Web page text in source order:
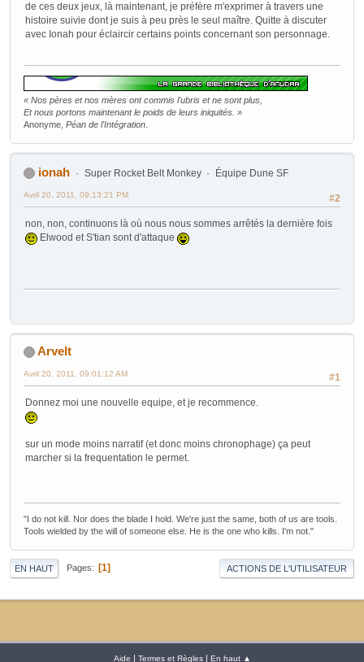
de ces deux jeux, là maintenant, je préfère m'exprimer à travers une
histoire suivie dont je suis à peu près le seul maître. Quitte à discuter
avec Ionah pour éclaircir certains points concernant son personnage.
« Nos pères et nos mères ont commis l'ubris et ne sont plus,
Et nous portons maintenant le poids de leurs iniquités. »
Anonyme, Péan de l'Intégration
ionah Super Rocket Belt Monkey Équipe Dune SF
#2
Avril 20, 2011, 09:13:21 PM
non, non, continuons là où nous nous sommes arrêtés la dernière fois
Elwood et S'tian sont d'attaque
Arvelt
#1
Avril 20, 2011, 09:01:12 AM
Donnez moi une nouvelle equipe, et je recommence.
sur un mode moins narratif (et donc moins chronophage) ça peut
marcher si la frequentation le permet.
"I do not kill. Nor does the blade I hold. We're just the same, both of us are tools.
Tools wielded by the will of someone else. He is the one who kills. I'm not."
EN HAUT Pages 1 ACTIONS DE L'UTILISATEUR
Aide | Termes et Règles| En haut ▲